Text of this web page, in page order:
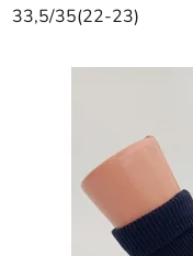
33,5/35(22-23)